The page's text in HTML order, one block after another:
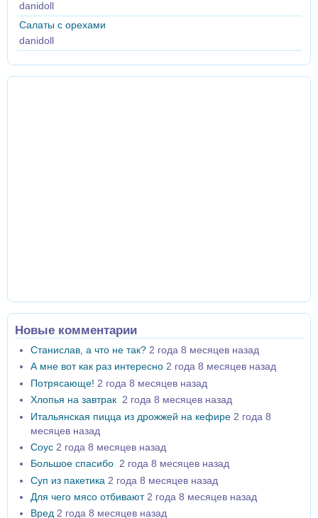
danidoll
Салаты с орехами
danidoll
Новые комментарии
Станислав, а что не так? 2 года 8 месяцев назад
А мне вот как раз интересно 2 года 8 месяцев назад
Потрясающе! 2 года 8 месяцев назад
Хлопья на завтрак 2 года 8 месяцев назад
Итальянская пицца из дрожжей на кефире 2 года 8
месяцев назад
Соус 2 года 8 месяцев назад
Большое спасибо 2 года 8 месяцев назад
Суп из пакетика 2 года 8 месяцев назад
Для чего мясо отбивают 2 года 8 месяцев назад
Вред 2 года 8 месяцев назад